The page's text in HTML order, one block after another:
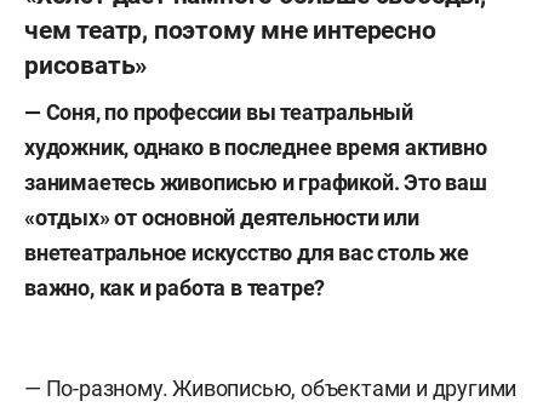
чем театр, поэтому мне интересно
рисовать»
— Соня, по профессии вы театральный
художник, однако в последнее время активно
занимаетесь живописью и графикой. Это ваш
«отдых» от основной деятельности или
внетеатральное искусство для вас столь же
важно, как и работа в театре?
— По-разному. Живописью, объектами и другими